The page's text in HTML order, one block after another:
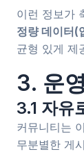
이런 정보가
정량 데이터(
균형 있게 제
3. 운
3.1 자유
커뮤니티는
무분별한 게